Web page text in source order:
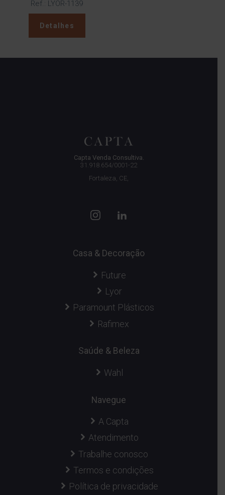
Ref.: LYOR-1139
Detalhes
Capta Venda Consultiva.
31.918.654/0001-22
Fortaleza, CE,
Casa & Decoração
Future
Lyor
Paramount Plásticos
Rafimex
Saúde & Beleza
Wahl
Navegue
A Capta
Atendimento
Trabalhe conosco
Termos e condições
Política de privacidade